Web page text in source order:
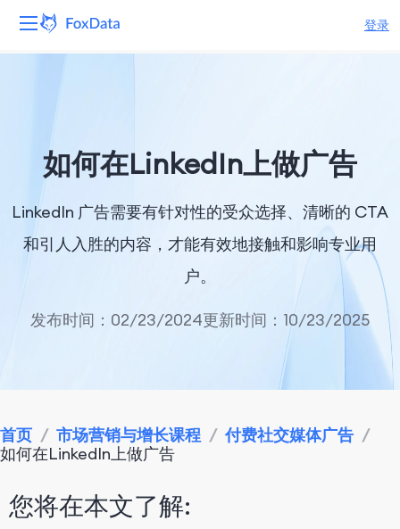
登录
解决方案
资源
如何在LinkedIn上做广告
LinkedIn 广告需要有针对性的受众选择、清晰的 CTA
和引人入胜的内容，才能有效地接触和影响专业用
户。
发布时间：02/23/2024更新时间：10/23/2025
首页 / 市场营销与增长课程 / 付费社交媒体广告 /
如何在LinkedIn上做广告
您将在本文了解: